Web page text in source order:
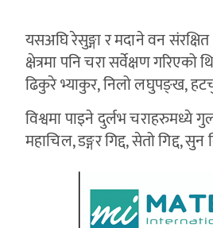
यसअघि रेसुङ्गा र मदाने वन
क्षेत्रमा पनि चरा सर्वेक्षण
ढिकुरे भ्याकुर, निलो लघुपङ्ख,
विश्वमा पाइने दुर्लभ चराहरुमध्ये
महाचिल, डङ्गर गिद्द, सेतो गिद्द,